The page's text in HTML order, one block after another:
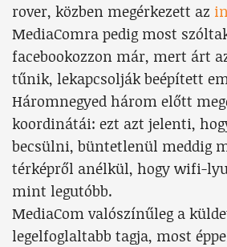
rover, közben megérkezett az
MediaComra pedig most
facebookozzon már, mert árt
tűnik, lekapcsolják beépített
Háromnegyed három előtt
koordinátái: ezt azt jelenti,
becsülni, büntetlenül meddig
térképről anélkül, hogy wifi-
mint legutóbb.
MediaCom valószínűleg a
legelfoglaltabb tagja, most